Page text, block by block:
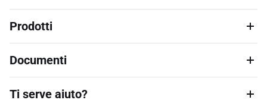
Prodotti
Documenti
Ti serve aiuto?